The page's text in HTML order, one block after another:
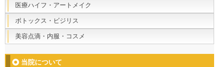
医療ハイフ・アートメイク
ボトックス・ビジリス
美容点滴・内服・コスメ
当院について